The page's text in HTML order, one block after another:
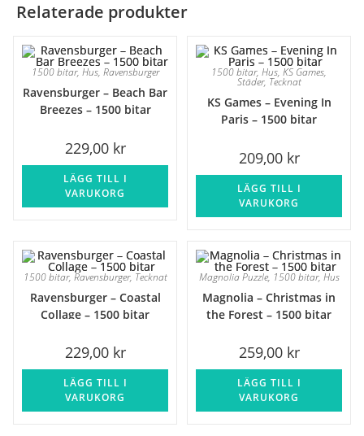
Relaterade produkter
1500 bitar, Hus, Ravensburger
Ravensburger – Beach Bar
Breezes – 1500 bitar
229,00 kr
LÄGG TILL I
VARUKORG
1500 bitar, Hus, KS Games,
Städer, Tecknat
KS Games – Evening In
Paris – 1500 bitar
209,00 kr
LÄGG TILL I
VARUKORG
1500 bitar, Ravensburger, Tecknat
Ravensburger – Coastal
Collage – 1500 bitar
229,00 kr
LÄGG TILL I
VARUKORG
Magnolia Puzzle, 1500 bitar, Hus
Magnolia – Christmas in
the Forest – 1500 bitar
259,00 kr
LÄGG TILL I
VARUKORG